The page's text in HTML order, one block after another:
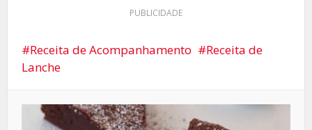
PUBLICIDADE
Receita de Acompanhamento
Receita de
Lanche